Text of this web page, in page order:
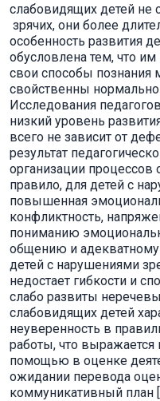
слабовидящих детей не
зрячих, они более
особенность развития
обусловлена тем, что
свои способы познания
свойственны
Исследования
низкий уровень
всего не зависит от
результат
организации процессов
правило, для детей с
повышенная
конфликтность,
пониманию
общению и
детей с нарушениями
недостает гибкости и
слабо развиты
слабовидящих детей
неуверенность в
работы, что
помощью в оценке
ожидании перевода
коммуникативный план